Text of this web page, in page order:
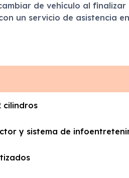
de vehículo al
un servicio de asistencia
cilindros
y sistema de